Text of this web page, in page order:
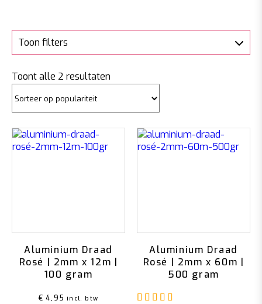
Toon filters
Toont alle 2 resultaten
populariteit
Aluminium Draad
Rosé | 2mm x 12m |
100 gram
€ 4,95 incl. btw
Aluminium Draad
Rosé | 2mm x 60m |
500 gram